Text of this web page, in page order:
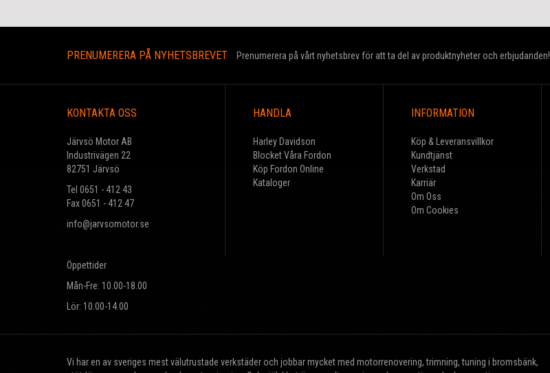
PRENUMERERA PÅ NYHETSBREVET Prenumerera på vårt nyhetsbrev för att ta del av produktnyheter och erbjudanden!
KONTAKTA OSS
Järvsö Motor AB
Industrivägen 22
82751 Järvsö
Tel 0651 - 412 43
Fax 0651 - 412 47
info@jarvsomotor.se
Öppettider
Mån-Fre: 10.00-18.00
Lör: 10.00-14.00
HANDLA
Harley Davidson
Blocket Våra Fordon
Köp Fordon Online
Kataloger
INFORMATION
Köp & Leveransvillkor
Kundtjänst
Verkstad
Karriär
Om Oss
Om Cookies
Vi har en av sveriges mest välutrustade verkstäder och jobbar mycket med motorrenovering, trimning, tuning i bromsbänk,